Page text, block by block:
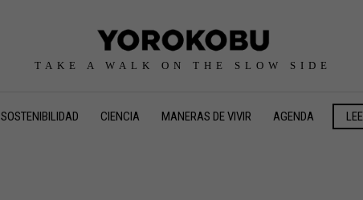
TAKE A WALK ON THE SLOW SIDE
SOSTENIBILIDAD CIENCIA MANERAS DE VIVIR AGENDA